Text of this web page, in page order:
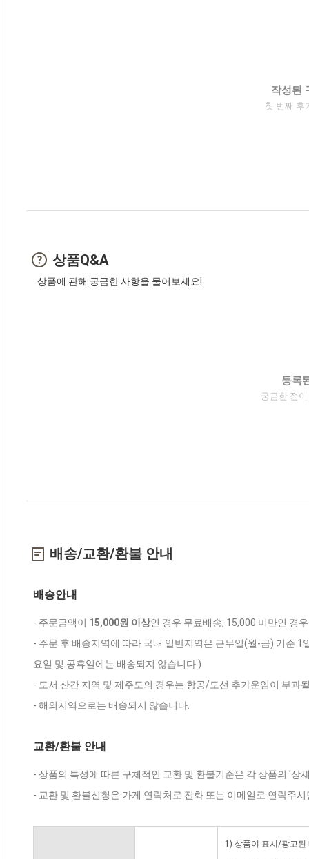
작성된
첫 번째 후
상품Q&A
상품에 관해 궁금한 사항을 물어보세요!
등록
궁금한 점
배송/교환/환불 안내
배송안내
- 주문금액이 15,000원 이상인 경우 무료배송, 15,000 미만인 경
- 주문 후 배송지역에 따라 국내 일반지역은 근무일(월-금) 기준
요일 및 공휴일에는 배송되지 않습니다.)
- 도서 산간 지역 및 제주도의 경우는 항공/도선 추가운임이 부과
- 해외지역으로는 배송되지 않습니다.
교환/환불 안내
- 상품의 특성에 따른 구체적인 교환 및 환불기준은 각 상품의 '상
- 교환 및 환불신청은 가게 연락처로 전화 또는 이메일로 연락주
1) 상품이 표시/광고된